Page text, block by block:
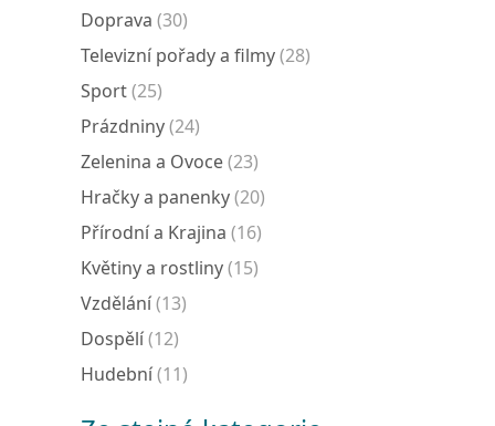
Doprava (30)
Televizní pořady a filmy(28)
Sport(25)
Prázdniny(24)
Zelenina a Ovoce(23)
Hračky a panenky(20)
Přírodní a Krajina (16)
Květiny a rostliny(15)
Vzdělání(13)
Dospělí(12)
Hudební(11)